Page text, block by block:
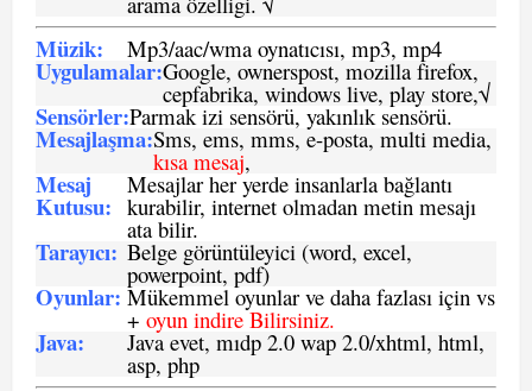
Müzik: Mp3/aac/wma oynatıcısı, mp3, mp4
Uygulamalar:Google, ownerspost, mozilla firefox,
cepfabrika, windows live, play store,√
Sensörler:Parmak izi sensörü, yakınlık sensörü.
Mesajlaşma:Sms, ems, mms, e-posta, multi media,
kısa mesaj,
Mesaj
Kutusu:
Mesajlar her yerde insanlarla bağlantı
kurabilir, internet olmadan metin mesajı
ata bilir.
Tarayıcı: Belge görüntüleyici (word, excel,
powerpoint, pdf)
Oyunlar: Mükemmel oyunlar ve daha fazlası için vs
+ oyun indire Bilirsiniz.
Java: Java evet, mıdp 2.0 wap 2.0/xhtml, html,
asp, php